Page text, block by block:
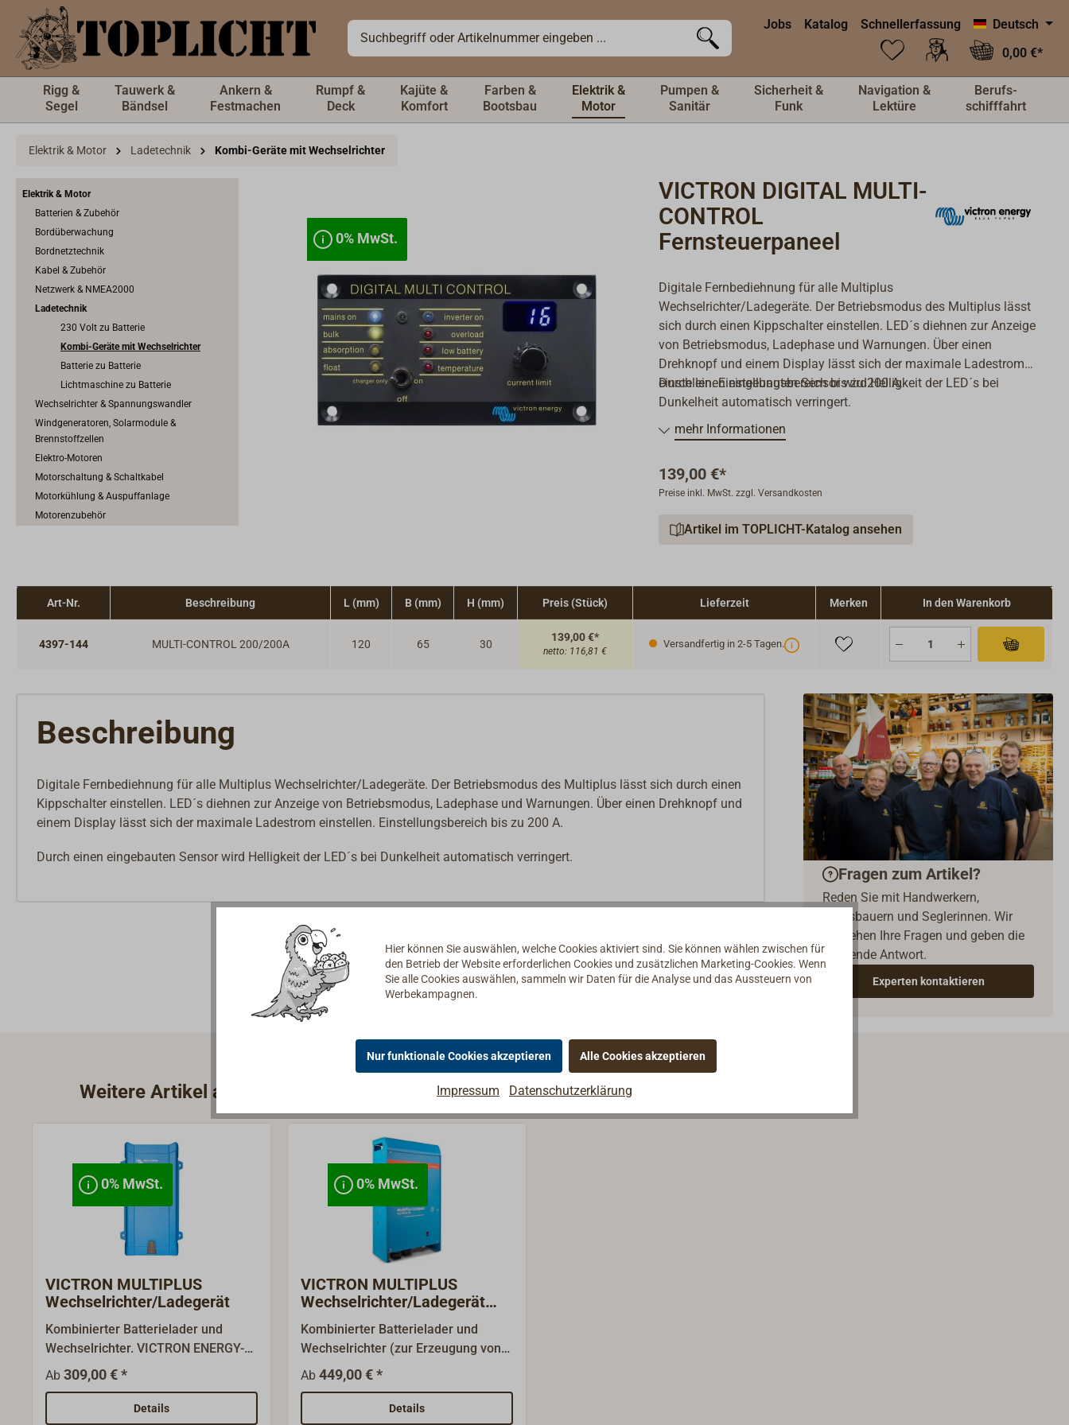
springen Jobs Katalog Schnellerfassung
Deutsch
0,00 €*
Rigg &
Segel
Tauwerk &
Bändsel
Ankern &
Festmachen
Rumpf &
Deck
Kajüte &
Komfort
Farben &
Bootsbau
Elektrik &
Motor
Pumpen &
Sanitär
Sicherheit &
Funk
Navigation &
Lektüre
Berufs-
schifffahrt
Elektrik & Motor Ladetechnik Kombi-Geräte mit Wechselrichter
Elektrik & Motor
Batterien & Zubehör
Bordüberwachung
Bordnetztechnik
Kabel & Zubehör
Netzwerk & NMEA2000
Ladetechnik
230 Volt zu Batterie
Kombi-Geräte mit Wechselrichter
Batterie zu Batterie
Lichtmaschine zu Batterie
Wechselrichter & Spannungswandler
Windgeneratoren, Solarmodule &
Brennstoffzellen
Elektro-Motoren
Motorschaltung & Schaltkabel
Motorkühlung & Auspuffanlage
Motorenzubehör
0% MwSt.
0% MwSt.
VICTRON DIGITAL MULTI-
CONTROL
Fernsteuerpaneel
Digitale Fernbediehnung für alle Multiplus
Wechselrichter/Ladegeräte. Der Betriebsmodus des Multiplus lässt
sich durch einen Kippschalter einstellen. LED´s diehnen zur Anzeige
von Betriebsmodus, Ladephase und Warnungen. Über einen
Drehknopf und einem Display lässt sich der maximale Ladestrom
einstellen. Einstellungsbereich bis zu 200 A.
Durch einen eingebauten Sensor wird Helligkeit der LED´s bei
Dunkelheit automatisch verringert.
mehr Informationen
139,00 €*
Preise inkl. MwSt. zzgl. Versandkosten
Artikel im TOPLICHT-Katalog ansehen
Art-Nr. Beschreibung L (mm) B (mm) H (mm) Preis (Stück) Lieferzeit Merken In den Warenkorb
4397-144 MULTI-CONTROL 200/200A 120 65 30
139,00 €*
netto: 116,81 €
Versandfertig in 2-5 Tagen.
Beschreibung
Digitale Fernbediehnung für alle Multiplus Wechselrichter/Ladegeräte. Der Betriebsmodus des Multiplus lässt sich durch einen
Kippschalter einstellen. LED´s diehnen zur Anzeige von Betriebsmodus, Ladephase und Warnungen. Über einen Drehknopf und
einem Display lässt sich der maximale Ladestrom einstellen. Einstellungsbereich bis zu 200 A.
Durch einen eingebauten Sensor wird Helligkeit der LED´s bei Dunkelheit automatisch verringert.
Fragen zum Artikel?
Reden Sie mit Handwerkern,
Bootsbauern und Seglerinnen. Wir
verstehen Ihre Fragen und geben die
passende Antwort.
Experten kontaktieren
Weitere Artikel aus der Kategorie Kombi-Geräte mit Wechselrichter
0% MwSt.
VICTRON MULTIPLUS
Wechselrichter/Ladegerät
Kombinierter Batterielader und
Wechselrichter. VICTRON ENERGY-
Geräte sind auf Grundlage
modernster Hybrid-
Hochfrequenztechnologie für den
Ab 309,00 € *
Details
0% MwSt.
VICTRON MULTIPLUS
Wechselrichter/Ladegerät
Kombinierter Batterielader und
Wechselrichter (zur Erzeugung von
230V Wechselstrom aus der
Bordbatterie). VICTRON ENERGY-
Geräte sind auf Grundlage
Ab 449,00 € *
Details
Hier können Sie auswählen, welche Cookies aktiviert sind. Sie können wählen zwischen für
den Betrieb der Website erforderlichen Cookies und zusätzlichen Marketing-Cookies. Wenn
Sie alle Cookies auswählen, sammeln wir Daten für die Analyse und das Aussteuern von
Werbekampagnen.
Nur funktionale Cookies akzeptieren Alle Cookies akzeptieren
Impressum Datenschutzerklärung